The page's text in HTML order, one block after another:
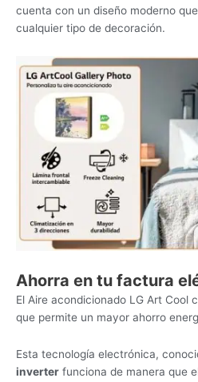
cuenta con un diseño moderno
cualquier tipo de decoración.
Ahorra en tu factura
El Aire acondicionado LG Art Cool
que permite un mayor ahorro
Esta tecnología electrónica,
inverter funciona de manera que